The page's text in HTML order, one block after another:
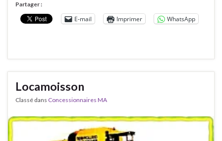
Partager :
E-mail Imprimer WhatsApp
Locamoisson
Classé dans Concessionnaires MA